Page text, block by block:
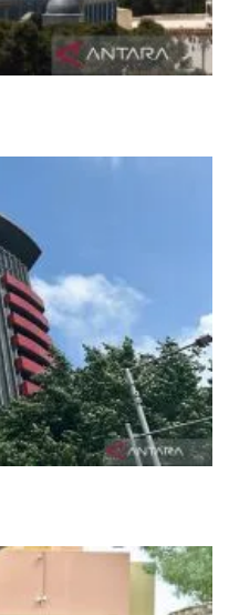
Al-Aqsa, warga
salat Idul Fitri,